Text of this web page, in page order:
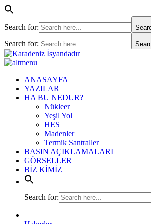
Search for:
Search for:
ANASAYFA
YAZILAR
HA BU NEDUR?
Nükleer
Yeşil Yol
HES
Madenler
Termik Santraller
BASIN AÇIKLAMALARI
GÖRSELLER
BİZ KİMİZ
Search for: